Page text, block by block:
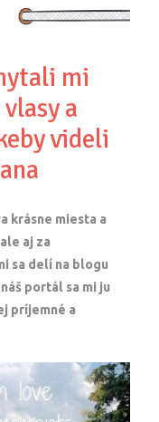
mi
a
videli
krásne miesta a
aj za
sa delí na blogu
portál sa mi ju
príjemné a